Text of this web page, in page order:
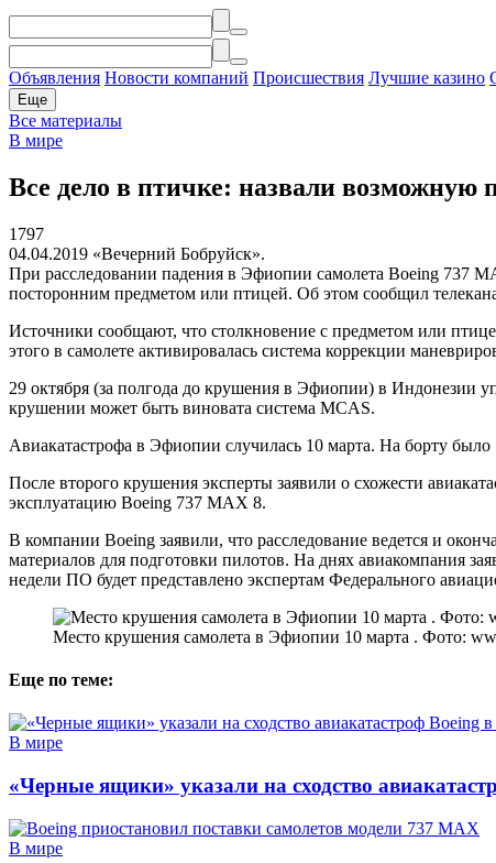
Объявления Новости компаний Происшествия Лучшие казино
Еще
Все материалы
В мире
Все дело в птичке: назвали
1797
04.04.2019 «Вечерний Бобруйск».
При расследовании падения в Эфиопии самолета Boeing 737
посторонним предметом или птицей. Об этом сообщил
Источники сообщают, что столкновение с предметом или
этого в самолете активировалась система коррекции
29 октября (за полгода до крушения в Эфиопии) в Индонезии
крушении может быть виновата система MCAS.
Авиакатастрофа в Эфиопии случилась 10 марта. На борту
После второго крушения эксперты заявили о схожести
эксплуатацию Boeing 737 MAX 8.
В компании Boeing заявили, что расследование ведется и
материалов для подготовки пилотов. На днях авиакомпания
недели ПО будет представлено экспертам Федерального
Место крушения самолета в Эфиопии 10 марта . Фото:
Еще по теме:
В мире
«Черные ящики» указали на сходство
В мире